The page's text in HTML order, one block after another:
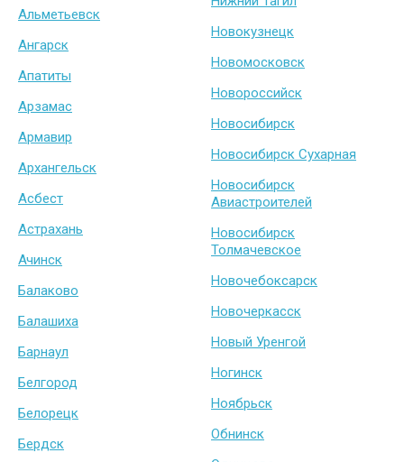
Альметьевск
Ангарск
Апатиты
Арзамас
Армавир
Архангельск
Асбест
Астрахань
Ачинск
Балаково
Балашиха
Барнаул
Белгород
Белорецк
Бердск
Новокузнецк
Новомосковск
Новороссийск
Новосибирск
Новосибирск Сухарная
Новосибирск
Авиастроителей
Новосибирск
Толмачевское
Новочебоксарск
Новочеркасск
Новый Уренгой
Ногинск
Ноябрьск
Обнинск